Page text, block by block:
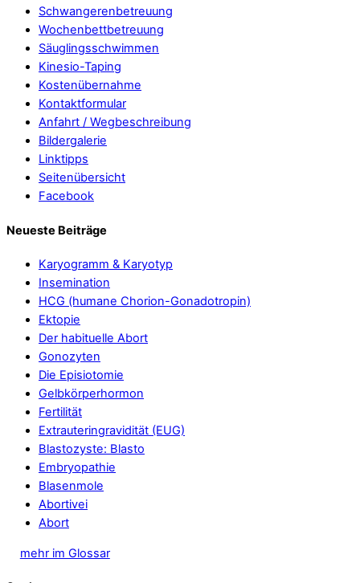
Schwangerenbetreuung
Wochenbettbetreuung
Säuglingsschwimmen
Kinesio-Taping
Kostenübernahme
Kontaktformular
Anfahrt / Wegbeschreibung
Bildergalerie
Linktipps
Seitenübersicht
Facebook
Neueste Beiträge
Karyogramm & Karyotyp
Insemination
HCG (humane Chorion-Gonadotropin)
Ektopie
Der habituelle Abort
Gonozyten
Die Episiotomie
Gelbkörperhormon
Fertilität
Extrauteringravidität (EUG)
Blastozyste: Blasto
Embryopathie
Blasenmole
Abortivei
Abort
mehr im Glossar